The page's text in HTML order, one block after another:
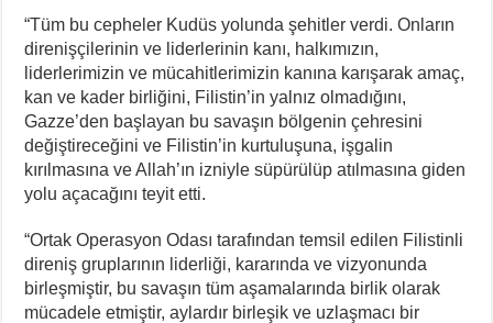
“Tüm bu cepheler Kudüs yolunda şehitler verdi. Onların
direnişçilerinin ve liderlerinin kanı, halkımızın,
liderlerimizin ve mücahitlerimizin kanına karışarak amaç,
kan ve kader birliğini, Filistin’in yalnız olmadığını,
Gazze’den başlayan bu savaşın bölgenin çehresini
değiştireceğini ve Filistin’in kurtuluşuna, işgalin
kırılmasına ve Allah’ın izniyle süpürülüp atılmasına giden
yolu açacağını teyit etti.
“Ortak Operasyon Odası tarafından temsil edilen Filistinli
direniş gruplarının liderliği, kararında ve vizyonunda
birleşmiştir, bu savaşın tüm aşamalarında birlik olarak
mücadele etmiştir, aylardır birleşik ve uzlaşmacı bir